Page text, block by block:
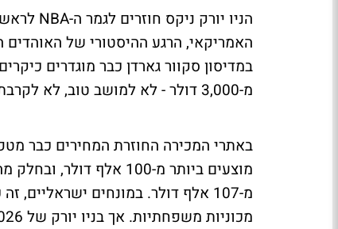
האמריקאי, הרגע ההיסטורי של
במדיסון סקוור גארדן כבר מוגדרים
מ-3,000 דולר - לא למושב טוב, לא לקרבת הפרקט, אלא לכרטיסים הזולים והרחוקים ביותר.
באתרי המכירה החוזרת המחירים כבר
מוצעים ביותר מ-100
מ-107 אלף דולר. במונחים
מכוניות משפחתיות. אך בניו יורק של 2026, גמר NBA במדיסון סקוור גארדן הוא מוצר יוקרה.